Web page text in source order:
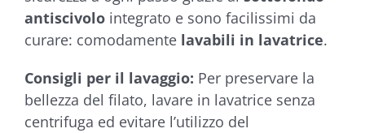
antiscivolo integrato e sono facilissimi da
curare: comodamente lavabili in lavatrice.
Consigli per il lavaggio: Per preservare la
bellezza del filato, lavare in lavatrice senza
centrifuga ed evitare l’utilizzo del